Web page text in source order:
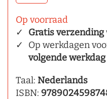
Op voorraad
Gratis verzending
Op werkdagen
volgende werkdag
Taal: Nederlands
ISBN: